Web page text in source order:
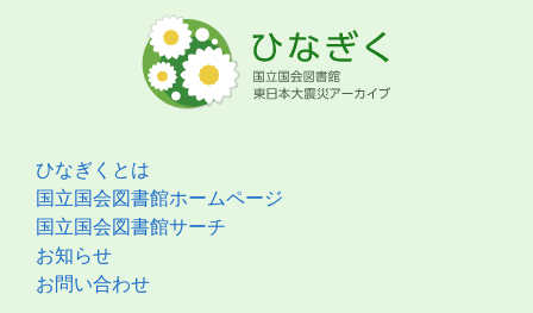
ひなぎくとは
国立国会図書館ホームページ
国立国会図書館サーチ
お知らせ
お問い合わせ